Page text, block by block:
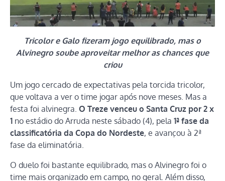
Tricolor e Galo fizeram jogo equilibrado, mas o
Alvinegro soube aproveitar melhor as chances que
criou
Um jogo cercado de expectativas pela torcida tricolor,
que voltava a ver o time jogar após nove meses. Mas a
festa foi alvinegra. O Treze venceu o Santa Cruz por 2 x
1 no estádio do Arruda neste sábado (4), pela 1ª fase da
classificatória da Copa do Nordeste, e avançou à 2ª
fase da eliminatória.
O duelo foi bastante equilibrado, mas o Alvinegro foi o
time mais organizado em campo, no geral. Além disso,